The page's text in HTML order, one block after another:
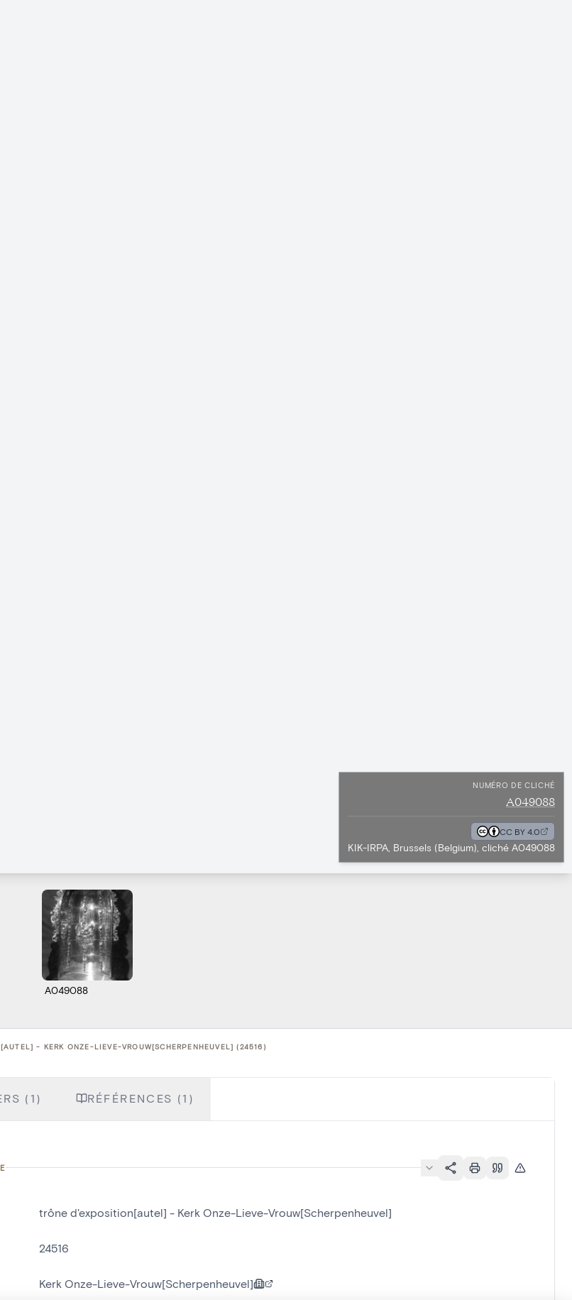
NUMÉRO DE CLICHÉ
A049088
CC BY 4.0
KIK-IRPA, Brussels (Belgium), cliché A049088
A049088
- KERK ONZE-LIEVE-VROUW[SCHERPENHEUVEL] (24516)
(1) RÉFÉRENCES (1)
trône d'exposition[autel] - Kerk Onze-Lieve-Vrouw[Scherpenheuvel]
24516
Kerk Onze-Lieve-Vrouw[Scherpenheuvel]